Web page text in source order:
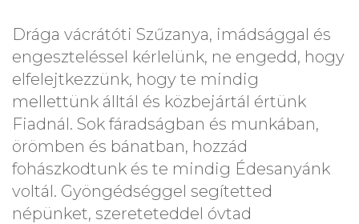
Drága vácrátóti Szűzanya, imádsággal és
engeszteléssel kérlelünk, ne engedd, hogy
elfelejtkezzünk, hogy te mindig
mellettünk álltál és közbejártál értünk
Fiadnál. Sok fáradságban és munkában,
örömben és bánatban, hozzád
fohászkodtunk és te mindig Édesanyánk
voltál. Gyöngédséggel segítetted
népünket, szereteteddel óvtad